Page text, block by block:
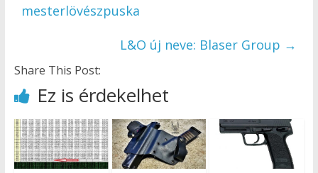
mesterlövészpuska
L&O új neve: Blaser Group →
Share This Post:
Ez is érdekelhet